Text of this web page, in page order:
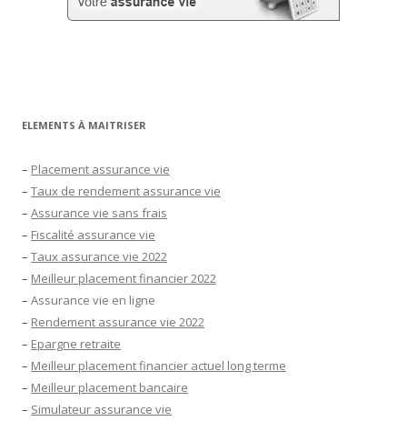
ELEMENTS À MAITRISER
– Placement assurance vie
– Taux de rendement assurance vie
– Assurance vie sans frais
– Fiscalité assurance vie
– Taux assurance vie 2022
– Meilleur placement financier 2022
– Assurance vie en ligne
– Rendement assurance vie 2022
– Epargne retraite
– Meilleur placement financier actuel long terme
– Meilleur placement bancaire
– Simulateur assurance vie